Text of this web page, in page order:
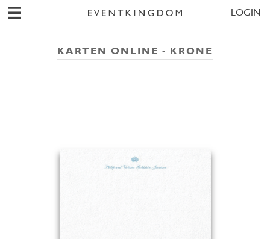
LOGIN
KARTEN ONLINE - KRONE